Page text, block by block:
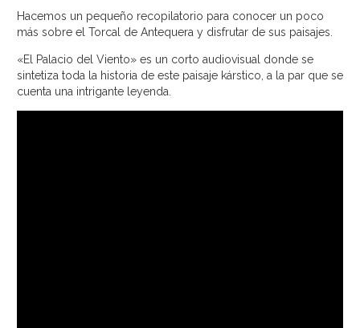
Hacemos un pequeño recopilatorio para conocer un poco
más sobre el Torcal de Antequera y disfrutar de sus paisajes.
«El Palacio del Viento» es un corto audiovisual donde se
sintetiza toda la historia de este paisaje kárstico, a la par que se
cuenta una intrigante leyenda.